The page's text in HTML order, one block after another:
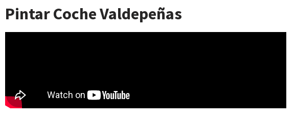
contenido
Pintar Coche Valdepeñas